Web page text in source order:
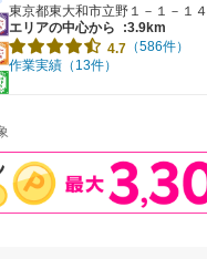
東京都東大和市立野１－１－１４
エリアの中心から
:3.9km
4.7 （586件）
作業実績（13件）